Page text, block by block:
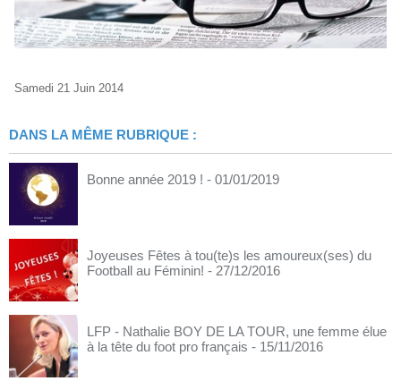
Samedi 21 Juin 2014
DANS LA MÊME RUBRIQUE :
Bonne année 2019 ! - 01/01/2019
Joyeuses Fêtes à tou(te)s les amoureux(ses) du
Football au Féminin! - 27/12/2016
LFP - Nathalie BOY DE LA TOUR, une femme élue
à la tête du foot pro français - 15/11/2016